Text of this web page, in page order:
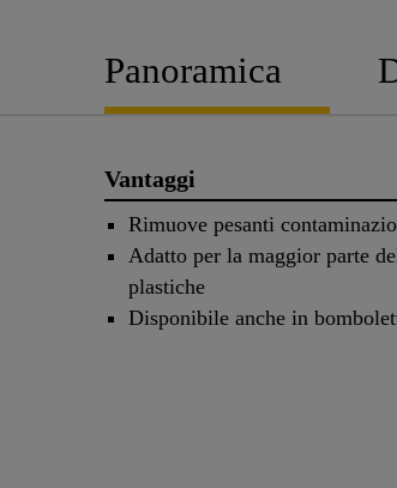
Panoramica
Vantaggi
Rimuove pesanti
Adatto per la maggior parte
plastiche
Disponibile anche in